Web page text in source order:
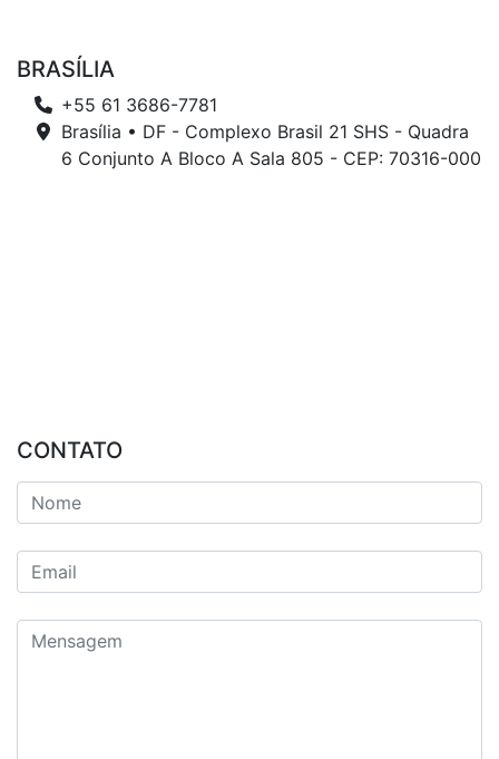
BRASÍLIA
+55 61 3686-7781
Brasília • DF - Complexo Brasil 21 SHS - Quadra
6 Conjunto A Bloco A Sala 805 - CEP: 70316-000
CONTATO